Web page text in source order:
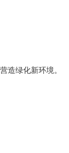
造绿化新环境。